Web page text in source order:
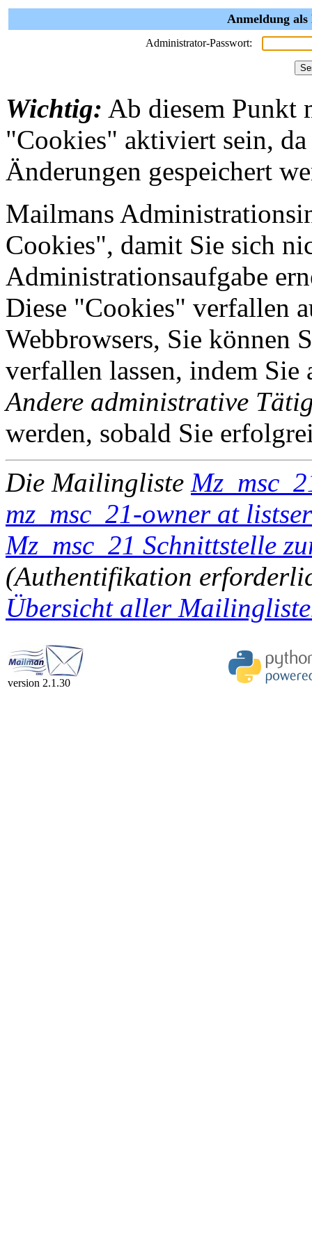
Anmeldung
Administrator-Passwort:
Wichtig: Ab diesem Punkt
"Cookies" aktiviert sein,
Änderungen gespeichert
Mailmans
Cookies", damit Sie sich
Administrationsaufgabe
Diese "Cookies" verfallen
Webbrowsers, Sie können
verfallen lassen, indem
Andere administrative
werden, sobald Sie
Die Mailingliste
mz_msc_21-owner at
Mz_msc_21 Schnittstelle
(Authentifikation
Übersicht aller
version 2.1.30